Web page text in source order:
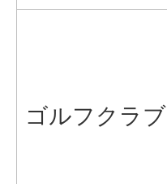
ゴルフクラブ